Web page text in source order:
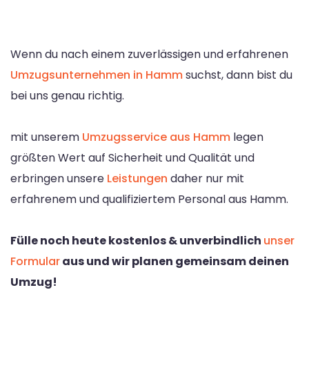
Wenn du nach einem zuverlässigen und erfahrenen
Umzugsunternehmen in Hammsuchst, dann bist du
bei uns genau richtig.
mit unserem Umzugsservice aus Hamm legen
größten Wert auf Sicherheit und Qualität und
erbringen unsere Leistungen daher nur mit
erfahrenem und qualifiziertem Personal aus Hamm.
Fülle noch heute kostenlos & unverbindlich unser
Formularaus und wir planen gemeinsam deinen
Umzug!